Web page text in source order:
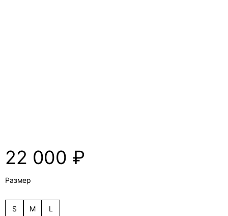
22 000 ₽
Размер
S M L